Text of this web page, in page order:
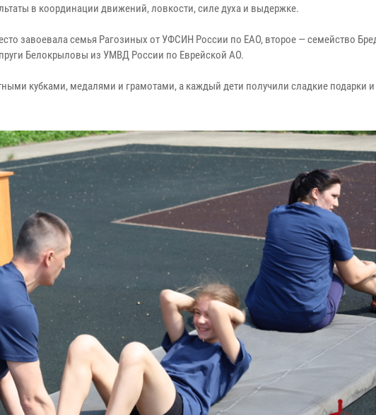
в координации движений, ловкости, силе духа и выдержке.
завоевала семья Рагозиных от УФСИН России по ЕАО, второе — семейство
Белокрыловы из УМВД России по Еврейской АО.
кубками, медалями и грамотами, а каждый дети получили сладкие подарки